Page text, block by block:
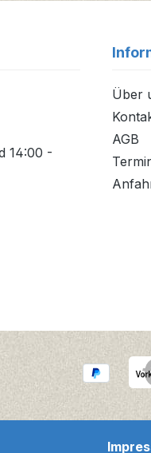
14:00 -
Über
AGB